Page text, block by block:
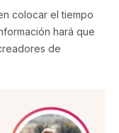
colocar el tiempo
hará que
de